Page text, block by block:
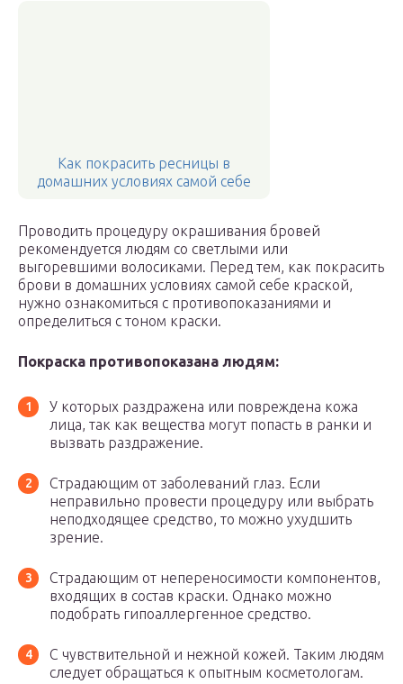
Как покрасить ресницы в
домашних условиях самой себе
Проводить процедуру окрашивания бровей
рекомендуется людям со светлыми или
выгоревшими волосиками. Перед тем, как покрасить
брови в домашних условиях самой себе краской,
нужно ознакомиться с противопоказаниями и
определиться с тоном краски.
Покраска противопоказана людям:
У которых раздражена или повреждена кожа
лица, так как вещества могут попасть в ранки и
вызвать раздражение.
Страдающим от заболеваний глаз. Если
неправильно провести процедуру или выбрать
неподходящее средство, то можно ухудшить
зрение.
Страдающим от непереносимости компонентов,
входящих в состав краски. Однако можно
подобрать гипоаллергенное средство.
С чувствительной и нежной кожей. Таким людям
следует обращаться к опытным косметологам.